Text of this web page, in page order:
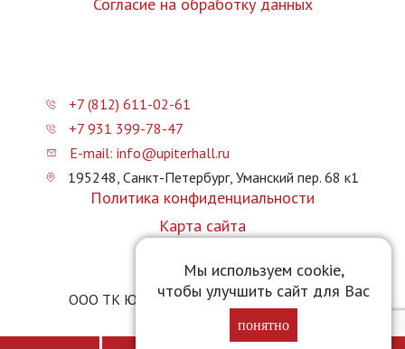
Мы используем cookie,
чтобы улучшить сайт для Вас
понятно
Согласие на обработку данных
+7 (812) 611-02-61
+7 931 399-78-47
E-mail: info@upiterhall.ru
195248, Санкт-Петербург, Уманский пер. 68 к1
Политика конфиденциальности
Карта сайта
ООО ТК Юпитер Холл © 2026 upiterhall.ru